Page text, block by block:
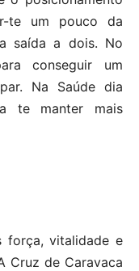
te um pouco da
saída a dois. No
conseguir um
Na Saúde dia
te manter mais
força, vitalidade e
Cruz de Caravaca